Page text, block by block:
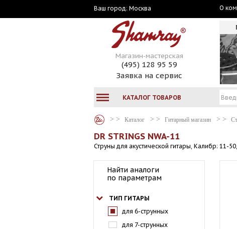
Ваш город: Москва О
Магазин-мастерская
(495) 128 95 59
Заявка на сервис
КАТАЛОГ ТОВАРОВ
Каталог Гитарный магазин
DR STRINGS NWA-11
Струны для акустической гитары, Калибр:
Найти аналоги
по параметрам
ТИП ГИТАРЫ
для 6-струнных
для 7-струнных